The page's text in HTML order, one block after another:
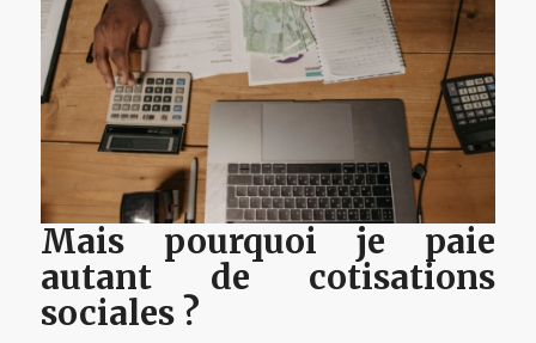
Mais pourquoi je paie
autant de cotisations
sociales ?